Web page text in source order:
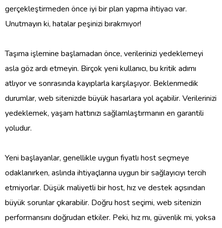
gerçekleştirmeden önce iyi bir plan yapma ihtiyacı var.
Unutmayın ki, hatalar peşinizi bırakmıyor!
Taşıma işlemine başlamadan önce, verilerinizi yedeklemeyi
asla göz ardı etmeyin. Birçok yeni kullanıcı, bu kritik adımı
atlıyor ve sonrasında kayıplarla karşılaşıyor. Beklenmedik
durumlar, web sitenizde büyük hasarlara yol açabilir. Verilerinizi
yedeklemek, yaşam hattınızı sağlamlaştırmanın en garantili
yoludur.
Yeni başlayanlar, genellikle uygun fiyatlı host seçmeye
odaklanırken, aslında ihtiyaçlarına uygun bir sağlayıcıyı tercih
etmiyorlar. Düşük maliyetli bir host, hız ve destek açısından
büyük sorunlar çıkarabilir. Doğru host seçimi, web sitenizin
performansını doğrudan etkiler. Peki, hız mı, güvenlik mi, yoksa